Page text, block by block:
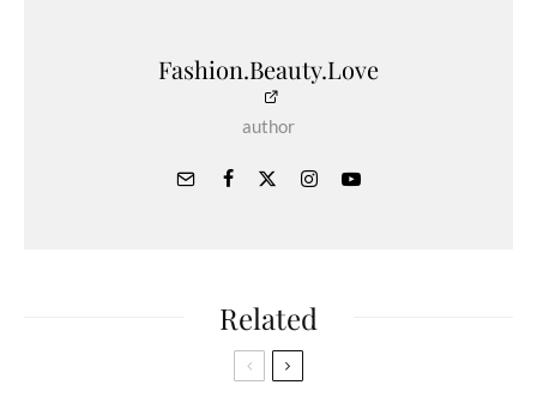
Fashion.Beauty.Love
author
Related